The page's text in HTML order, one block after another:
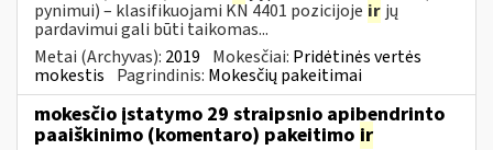
pynimui) – klasifikuojami KN 4401 pozicijoje ir jų
pardavimui gali būti taikomas...
Metai (Archyvas): 2019 Mokesčiai: Pridėtinės vertės
mokestis Pagrindinis: Mokesčių pakeitimai
mokesčio įstatymo 29 straipsnio apibendrinto
paaiškinimo (komentaro) pakeitimo ir